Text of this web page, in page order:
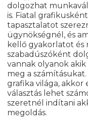
dolgozhat
is. Fiatal
tapasztalatot
ügynökségnél, és
kellő gyakorlatot és
szabadúszóként
vannak olyanok
meg a
grafika világa, akkor
választás lehet
szeretnél indítani
megoldás.